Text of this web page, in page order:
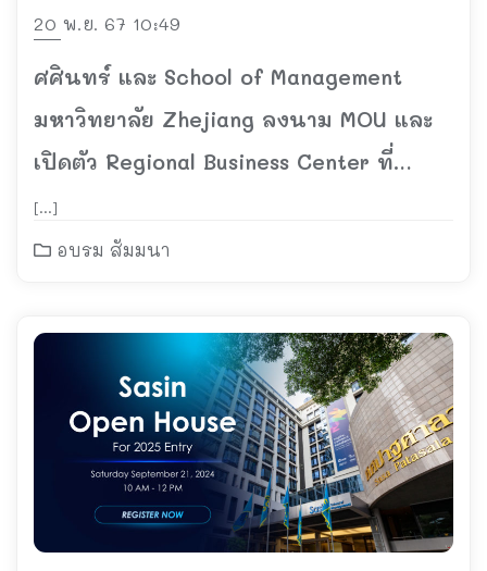
20 พ.ย. 67 10:49
ศศินทร์ และ School of Management
มหาวิทยาลัย Zhejiang ลงนาม MOU และ
เปิดตัว Regional Business Center ที่
กรุงเทพฯ
[…]
อบรม สัมมนา